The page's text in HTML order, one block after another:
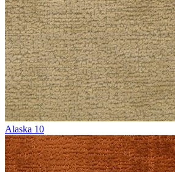
Alaska 10